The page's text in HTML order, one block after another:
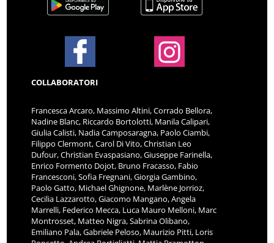
COLLABORATORI
Francesca Arcaro, Massimo Altini, Corrado Bellora,
Nadine Blanc, Riccardo Bortolotti, Manila Calipari,
Giulia Calisti, Nadia Camposaragna, Paolo Ciambi,
Filippo Clermont, Carol Di Vito, Christian Leo
Dufour, Christian Evaspasiano, Giuseppe Farinella,
Enrico Formento Dojot, Bruno Fracasso, Fabio
Francesconi, Sofia Fregnani, Giorgia Gambino,
Paolo Gatto, Michael Ghignone, Marlène Jorrioz,
Cecilia Lazzarotto, Giacomo Mangano, Angela
Marrelli, Federico Mecca, Luca Mauro Melloni, Marc
Montrosset, Matteo Nigra, Sabrina Olibano,
Emiliano Pala, Gabriele Peloso, Maurizio Pitti, Loris